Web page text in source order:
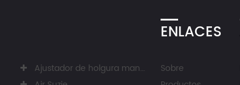
Ajustador de holgura manual
ENLACES
Sobre